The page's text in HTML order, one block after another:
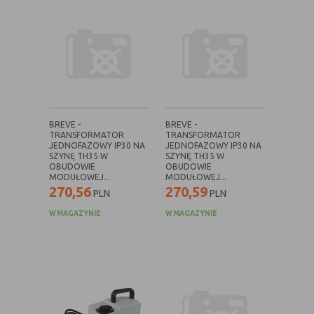
Nieszkodliwe obejmuje cookies:
- niezbędne do poprawnego działania
witryny
- potrzebne do umożliwienia działania
funkcjonalności witryny, jednak ich
działanie nie ma nic wspólnego ze
danych konkretnego użytkownika
BREVE -
TRANSFORMATOR
JEDNOFAZOWY IP30 NA
SZYNĘ TH35 W
OBUDOWIE
MODUŁOWEJ...
270,56PLN
W MAGAZYNIE
BREVE -
TRANSFORMATOR
JEDNOFAZOWY IP30 NA
SZYNĘ TH35 W
OBUDOWIE
MODUŁOWEJ...
270,59PLN
W MAGAZYNIE